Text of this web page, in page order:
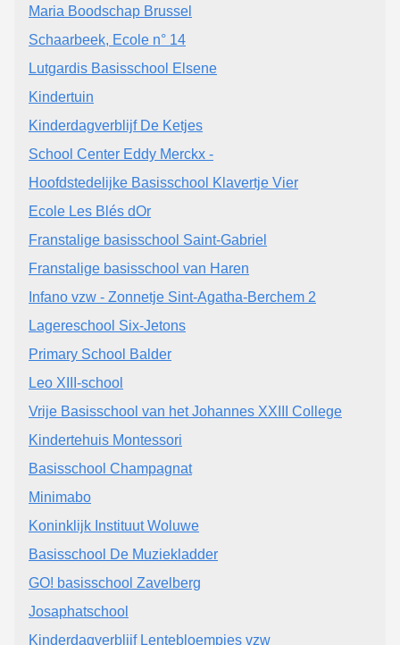
Maria Boodschap Brussel
Schaarbeek, Ecole n° 14
Lutgardis Basisschool Elsene
Kindertuin
Kinderdagverblijf De Ketjes
School Center Eddy Merckx -
Hoofdstedelijke Basisschool Klavertje Vier
Ecole Les Blés dOr
Franstalige basisschool Saint-Gabriel
Franstalige basisschool van Haren
Infano vzw - Zonnetje Sint-Agatha-Berchem 2
Lagereschool Six-Jetons
Primary School Balder
Leo XIII-school
Vrije Basisschool van het Johannes XXIII College
Kindertehuis Montessori
Basisschool Champagnat
Minimabo
Koninklijk Instituut Woluwe
Basisschool De Muziekladder
GO! basisschool Zavelberg
Josaphatschool
Kinderdagverblijf Lentebloempjes vzw